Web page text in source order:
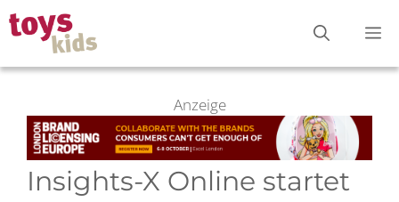
Zum
Inhalt
springen
Anzeige
Insights-X Online startet